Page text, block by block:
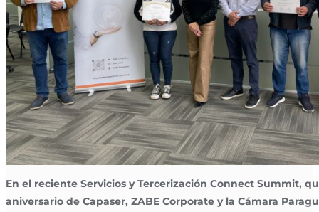
En el reciente Servicios y Tercerización Connect Summit,
aniversario de Capaser, ZABE Corporate y la Cámara